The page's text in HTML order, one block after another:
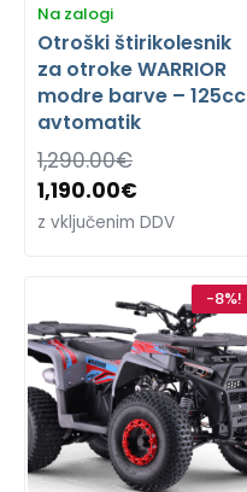
Na zalogi
Otroški štirikolesnik
za otroke WARRIOR
modre barve – 125cc
avtomatik
1,290.00€
1,190.00€
z vključenim DDV
-8%!